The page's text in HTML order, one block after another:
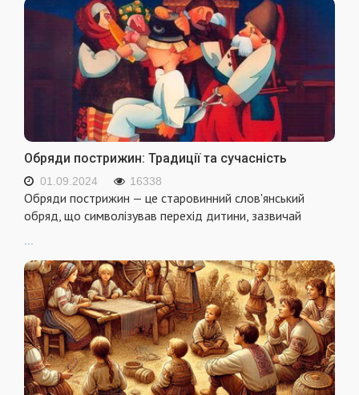
Обряди пострижин: Традиції та сучасність
01.09.2024 16338
Обряди пострижин — це старовинний слов'янський
обряд, що символізував перехід дитини, зазвичай